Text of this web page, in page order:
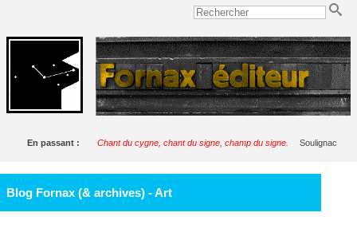
En passant : Chant du cygne, chant du signe, champ du signe. Soulignac
Blog Fornax (& archives) - Art